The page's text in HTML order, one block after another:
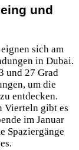
und
sich am
in Dubai.
und 27 Grad
um die
entdecken.
Vierteln gibt es
im Januar
Spaziergänge